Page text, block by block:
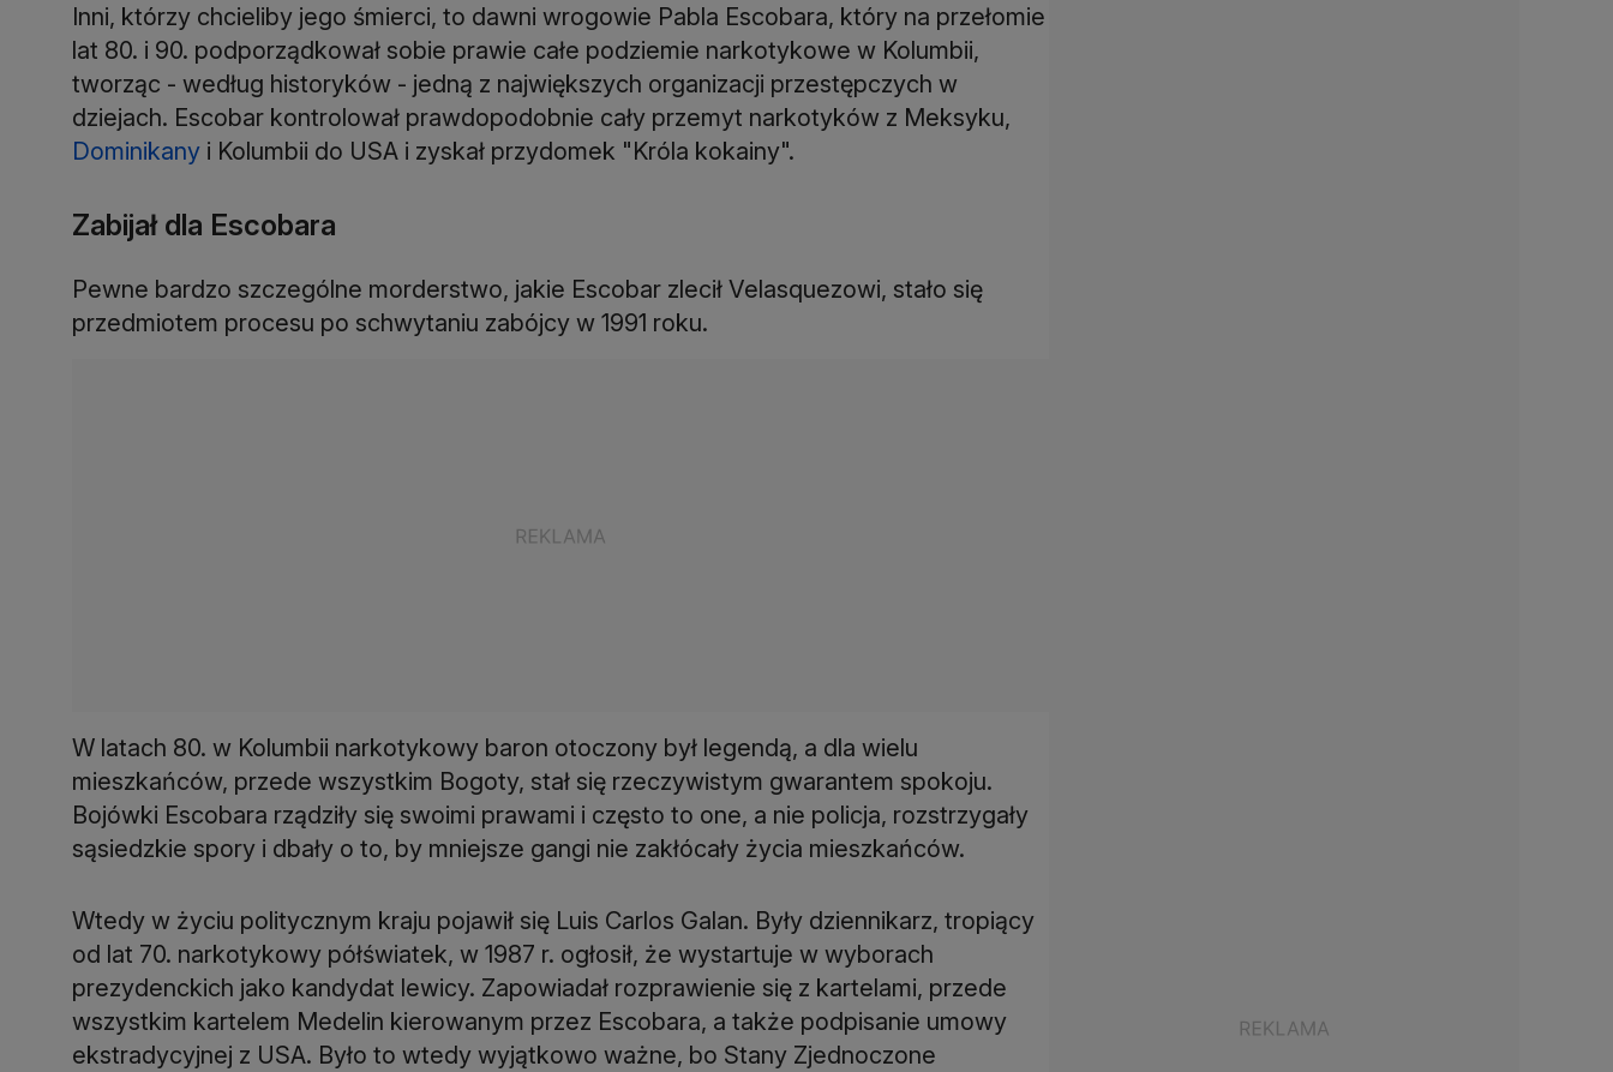
Inni, którzy chcieliby jego śmierci, to dawni wrogowie Pabla Escobara, który na przełomie
lat 80. i 90. podporządkował sobie prawie całe podziemie narkotykowe w Kolumbii,
tworząc - według historyków - jedną z największych organizacji przestępczych w
dziejach. Escobar kontrolował prawdopodobnie cały przemyt narkotyków z Meksyku,
Dominikany i Kolumbii do USA i zyskał przydomek "Króla kokainy".
Zabijał dla Escobara
Pewne bardzo szczególne morderstwo, jakie Escobar zlecił Velasquezowi, stało się
przedmiotem procesu po schwytaniu zabójcy w 1991 roku.
W latach 80. w Kolumbii narkotykowy baron otoczony był legendą, a dla wielu
mieszkańców, przede wszystkim Bogoty, stał się rzeczywistym gwarantem spokoju.
Bojówki Escobara rządziły się swoimi prawami i często to one, a nie policja, rozstrzygały
sąsiedzkie spory i dbały o to, by mniejsze gangi nie zakłócały życia mieszkańców.
Wtedy w życiu politycznym kraju pojawił się Luis Carlos Galan. Były dziennikarz, tropiący
od lat 70. narkotykowy półświatek, w 1987 r. ogłosił, że wystartuje w wyborach
prezydenckich jako kandydat lewicy. Zapowiadał rozprawienie się z kartelami, przede
wszystkim kartelem Medelin kierowanym przez Escobara, a także podpisanie umowy
ekstradycyjnej z USA. Było to wtedy wyjątkowo ważne, bo Stany Zjednoczone